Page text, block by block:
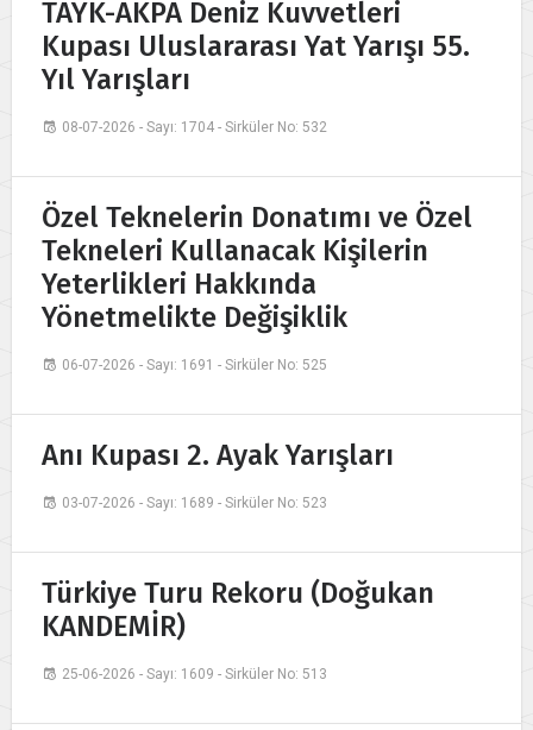
TAYK-AKPA Deniz Kuvvetleri
Kupası Uluslararası Yat Yarışı 55.
Yıl Yarışları
08-07-2026 - Sayı: 1704 - Sirküler No: 532
Özel Teknelerin Donatımı ve Özel
Tekneleri Kullanacak Kişilerin
Yeterlikleri Hakkında
Yönetmelikte Değişiklik
06-07-2026 - Sayı: 1691 - Sirküler No: 525
Anı Kupası 2. Ayak Yarışları
03-07-2026 - Sayı: 1689 - Sirküler No: 523
Türkiye Turu Rekoru (Doğukan
KANDEMİR)
25-06-2026 - Sayı: 1609 - Sirküler No: 513